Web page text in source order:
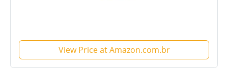
View Price at Amazon.com.br